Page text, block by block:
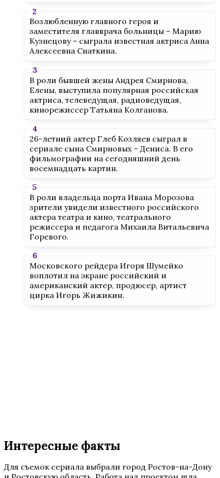
Возлюбленную главного героя и
заместителя главврача больницы – Марию
Кузнецову – сыграла известная актриса Анна
Алексеевна Снаткина.
В роли бывшей жены Андрея Смирнова,
Елены, выступила популярная российская
актриса, телеведущая, радиоведущая,
кинорежиссер Татьяна Колганова.
26-летний актер Глеб Козляев сыграл в
сериале сына Смирновых – Дениса. В его
фильмографии на сегодняшний день
восемнадцать картин.
В роли владельца порта Ивана Морозова
зрители увидели известного российского
актера театра и кино, театрального
режиссера и педагога Михаила Витальевича
Горевого.
Московского рейдера Игоря Шумейко
воплотил на экране российский и
американский актер, продюсер, артист
цирка Игорь Жижикин.
Интересные факты
Для съемок сериала выбрали город Ростов-на-Дону